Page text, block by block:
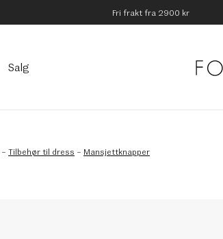
Fri frakt fra 2900 kr
Salg
– Tilbehør til dress – Mansjettknapper